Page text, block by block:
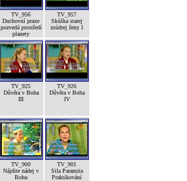
TV_956
Duchovní praxe
pozvedá prostředí
planety
TV_957
Skúška starej
múdrej ženy I
TV_925
Důvěra v Boha
III
TV_926
Důvěra v Boha
IV
TV_900
Nájdite nádej v
Bohu
TV_901
Sila Paramita
Praktikování